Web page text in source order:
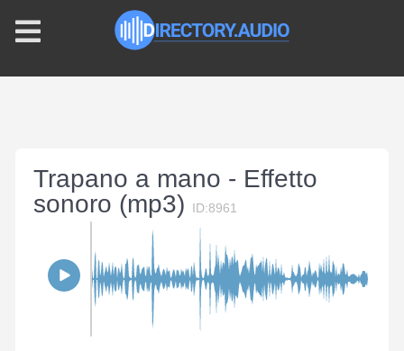
Trapano a mano - Effetto
sonoro (mp3)
ID:8961